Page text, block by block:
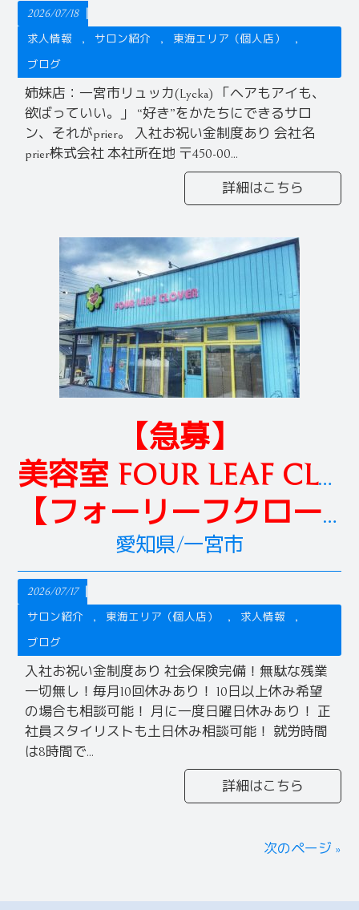
2026/07/18
求人情報
サロン紹介
東海エリア（個人店）
ブログ
姉妹店：一宮市リュッカ(Lycka) 「ヘアもアイも、
欲ばっていい。」 “好き”をかたちにできるサロ
ン、それがprier。 入社お祝い金制度あり 会社名
prier株式会社 本社所在地 〒450-00...
詳細はこちら
【急募】
美容室 FOUR LEAF CLOVER
【フォーリーフクローバー】
愛知県/一宮市
2026/07/17
サロン紹介
東海エリア（個人店）
求人情報
ブログ
入社お祝い金制度あり 社会保険完備！無駄な残業
一切無し！毎月10回休みあり！ 10日以上休み希望
の場合も相談可能！ 月に一度日曜日休みあり！ 正
社員スタイリストも土日休み相談可能！ 就労時間
は8時間で...
詳細はこちら
次のページ »